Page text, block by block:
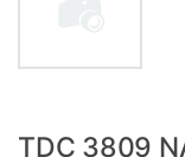
TDC 3809